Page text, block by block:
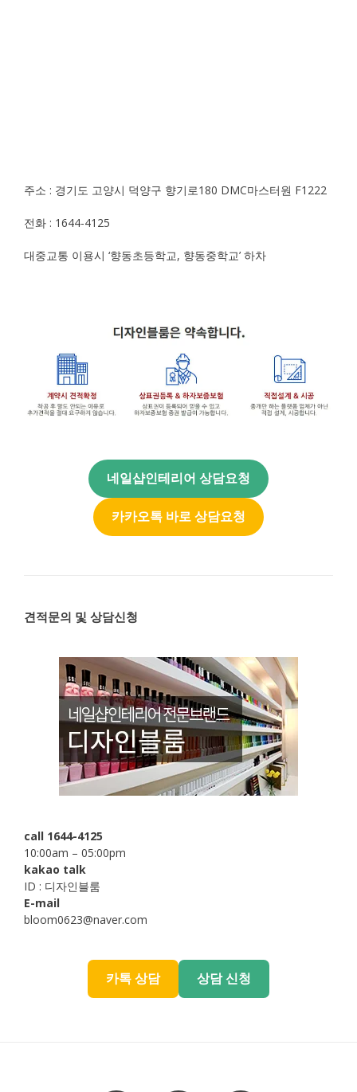
주소 : 경기도 고양시 덕양구 향기로180 DMC마스터원 F1222
전화 : 1644-4125
대중교통 이용시 ‘향동초등학교, 향동중학교’ 하차
네일샵인테리어 상담요청
카카오톡 바로 상담요청
견적문의 및 상담신청
call 1644-4125
10:00am – 05:00pm
kakao talk
ID : 디자인블룸
E-mail
bloom0623@naver.com
카톡 상담 상담 신청